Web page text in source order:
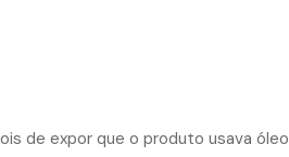
de expor que o produto usava óleo